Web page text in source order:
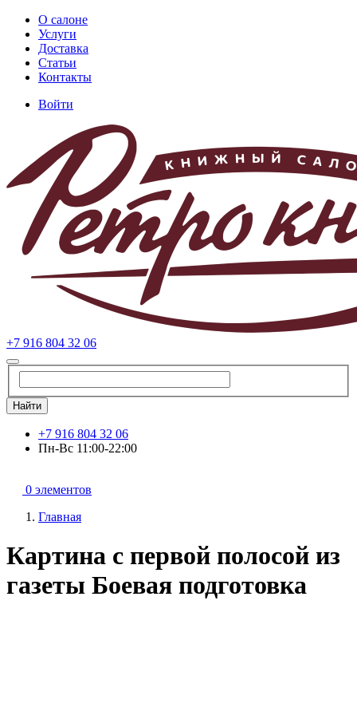
Перейти
основному
содержанию
Основная
навигация
О салоне
Услуги
Доставка
Статьи
Контакты
учётной
записи
пользователя
Войти
+7 916 804 32 06
Найти
+7 916 804 32 06
Пн-Вс 11:00-22:00
0 элементов
Главная
Картина с первой полосой из
газеты Боевая подготовка